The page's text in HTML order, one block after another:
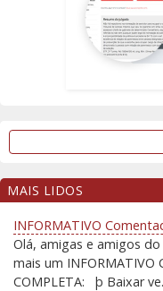
MAIS LIDOS
INFORMATIVO
Olá, amigas e amigos
mais um INFORMATIVO
COMPLETA: þ Baixar